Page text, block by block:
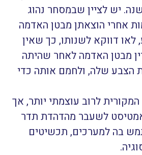
יש לציין שבמסחר נהוג
אחרי הוצאתן מבטן האדמה
דווקא לשנותו, כך שאין
מבטן האדמה לאחר שהיתה
הצבע שלה, ולחמם אותה כדי
לרוב עוצמתי יותר, אך
לשעבר מהדהדת תדר
בה למערכים, תכשיטים